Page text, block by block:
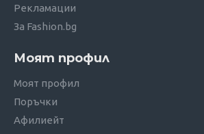
Рекламации
За Fashion.bg
Моят профил
Моят профил
Поръчки
Афилиейт